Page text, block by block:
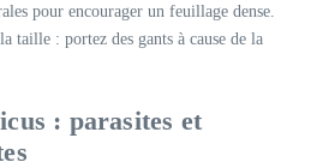
pour encourager un feuillage dense.
taille : portez des gants à cause de la
: parasites et